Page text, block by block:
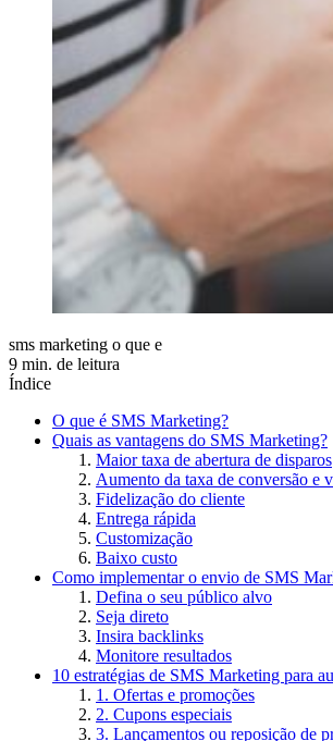
sms marketing o que e
9 min. de leitura
Índice
O que é SMS Marketing?
Quais as vantagens do SMS Marketing?
Maior taxa de abertura de disparos
Aumento da taxa de conversão e
Fidelização do cliente
Entrega rápida
Customização
Baixo custo
Como implementar o envio de SMS
Defina o seu público alvo
Seja direto
Insira backlinks
Monitore resultados
10 estratégias de SMS Marketing para
1. Ofertas e promoções
2. Cupons especiais
3. Lançamentos ou reposição de